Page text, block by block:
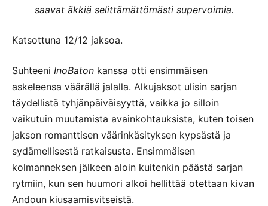
saavat äkkiä selittämättömästi supervoimia.
Katsottuna 12/12 jaksoa.
Suhteeni InoBaton kanssa otti ensimmäisen
askeleensa väärällä jalalla. Alkujaksot ulisin sarjan
täydellistä tyhjänpäiväisyyttä, vaikka jo silloin
vaikutuin muutamista avainkohtauksista, kuten toisen
jakson romanttisen väärinkäsityksen kypsästä ja
sydämellisestä ratkaisusta. Ensimmäisen
kolmanneksen jälkeen aloin kuitenkin päästä sarjan
rytmiin, kun sen huumori alkoi hellittää otettaan kivan
Andoun kiusaamisvitseistä.